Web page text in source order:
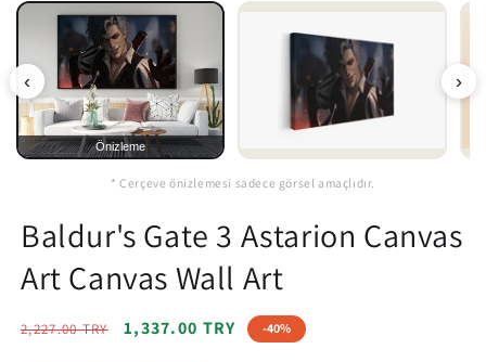
‹ ›
Önizleme
* Çerçeve önizlemesi sadece görsel amaçlıdır.
Baldur's Gate 3 Astarion Canvas
Art Canvas Wall Art
Regular
2,227.00 TRY
Sale
1,337.00 TRY -40%